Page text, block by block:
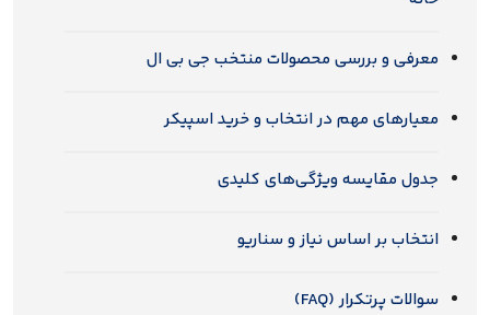
معرفی و بررسی محصولات منتخب جی بی ال
معیارهای مهم در انتخاب و خرید اسپیکر
جدول مقایسه ویژگی‌های کلیدی
انتخاب بر اساس نیاز و سناریو
سوالات پرتکرار (FAQ)